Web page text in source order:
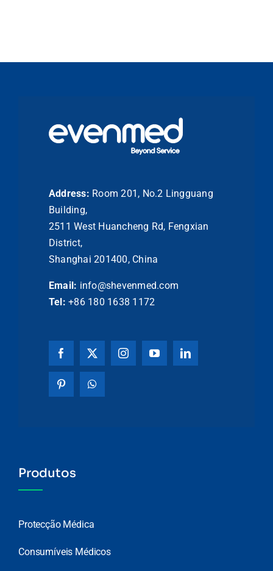
Address: Room 201, No.2 Lingguang
Building,
2511 West Huancheng Rd, Fengxian
District,
Shanghai 201400, China
Email: info@shevenmed.com
Tel: +86 180 1638 1172
Produtos
Protecção Médica
Consumíveis Médicos